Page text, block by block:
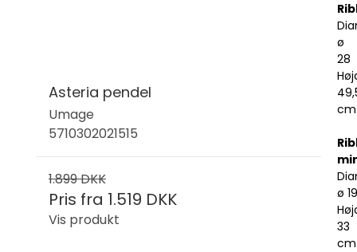
Asteria pendel
Umage
5710302021515
1.899 DKK
Pris fra 1.519 DKK
Vis produkt
ø
28
cm
ø 19
33
cm